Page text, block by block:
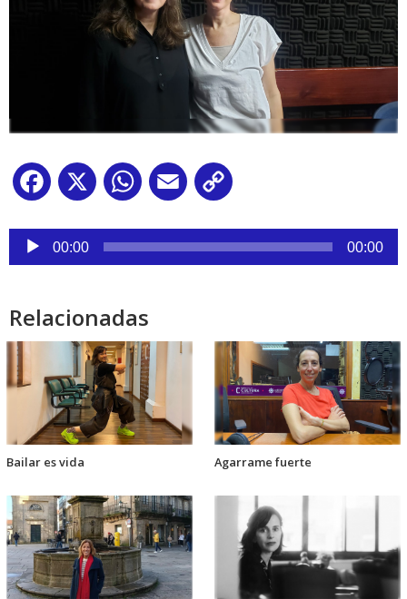
Facebook
X WhatsApp
Email
Reproductor
audio
00:00 00:00
Relacionadas
Bailar es vida Agarrame fuerte